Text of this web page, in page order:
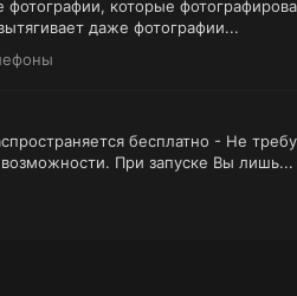
которые
даже фотографии...
бесплатно - Не
При запуске Вы лишь...